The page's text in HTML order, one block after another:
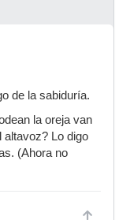
de la sabiduría.
la oreja van
altavoz? Lo digo
(Ahora no